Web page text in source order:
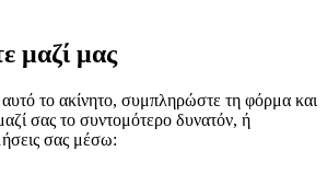
μαζί μας
αυτό το ακίνητο, συμπληρώστε τη φόρμα και
σας το συντομότερο δυνατόν, ή
σας μέσω: